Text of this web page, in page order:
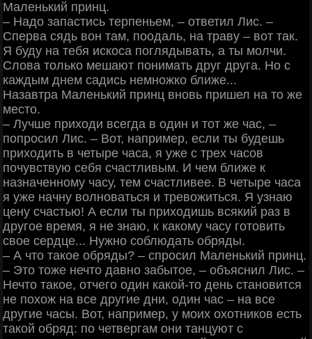
Маленький принц.
‒ Надо запастись терпеньем, ‒ ответил Лис. ‒
Сперва сядь вон там, поодаль, на траву ‒ вот так.
Я буду на тебя искоса поглядывать, а ты молчи.
Слова только мешают понимать друг друга. Но с
каждым днем садись немножко ближе...
Назавтра Маленький принц вновь пришел на то же
место.
‒ Лучше приходи всегда в один и тот же час, ‒
попросил Лис. ‒ Вот, например, если ты будешь
приходить в четыре часа, я уже с трех часов
почувствую себя счастливым. И чем ближе к
назначенному часу, тем счастливее. В четыре часа
я уже начну волноваться и тревожиться. Я узнаю
цену счастью! А если ты приходишь всякий раз в
другое время, я не знаю, к какому часу готовить
свое сердце... Нужно соблюдать обряды.
‒ А что такое обряды? ‒ спросил Маленький принц.
‒ Это тоже нечто давно забытое, ‒ объяснил Лис. ‒
Нечто такое, отчего один какой-то день становится
не похож на все другие дни, один час ‒ на все
другие часы. Вот, например, у моих охотников есть
такой обряд: по четвергам они танцуют с